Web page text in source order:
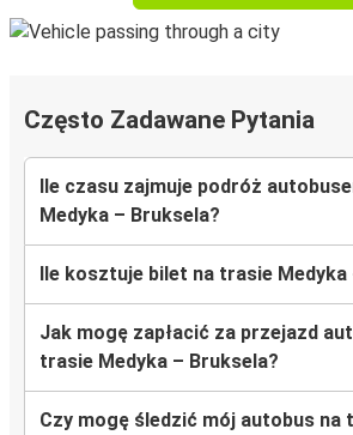
Często Zadawane Pytania
Ile czasu zajmuje podróż
Medyka – Bruksela?
Ile kosztuje bilet na trasie Medyka
Jak mogę zapłacić za przejazd
trasie Medyka – Bruksela?
Czy mogę śledzić mój autobus na